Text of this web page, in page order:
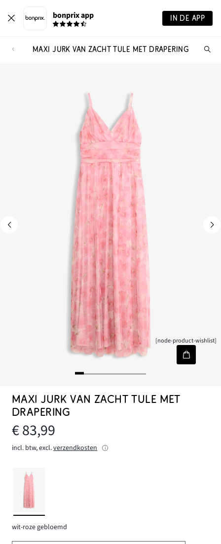
bonprix app IN DE APP
MAXI JURK VAN ZACHT TULE MET DRAPERING
[node-product-wishlist]
MAXI JURK VAN ZACHT TULE MET
DRAPERING
€ 83,99
incl. btw, excl.verzendkosten
wit-roze gebloemd